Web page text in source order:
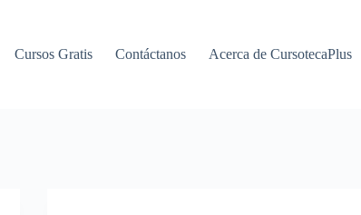
Cursos Gratis Contáctanos Acerca de CursotecaPlus